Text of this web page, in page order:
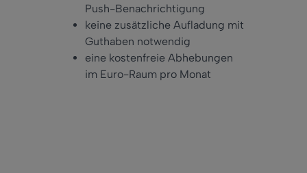
Push-Benachrichtigung
keine zusätzliche Aufladung mit
Guthaben notwendig
eine kostenfreie Abhebungen
im Euro-Raum pro Monat